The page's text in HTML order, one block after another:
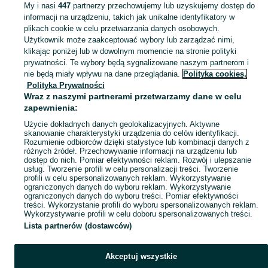
KATEGORIA
Skorzystaj z największego serwisu ogłoszeniowego - Bielawa i okolice! - kupuj lub sprzedawaj jeszcze wygodniej w kategorii Produkty rękodzielnicze! Zobacz
Mapa kategorii
Mapa miejscowości
Mapa ministron
Popularne wyszukiwania
My i nasi 447partnerzy przechowujemy lub uzyskujemy dostęp do
informacji na urządzeniu, takich jak unikalne identyfikatory w
plikach cookie w celu przetwarzania danych osobowych.
Użytkownik może zaakceptować wybory lub zarządzać nimi,
klikając poniżej lub w dowolnym momencie na stronie polityki
prywatności. Te wybory będą sygnalizowane naszym partnerom i
nie będą miały wpływu na dane przeglądania. Polityka cookies,
Polityka Prywatności
Wraz z naszymi partnerami przetwarzamy dane w celu
zapewnienia:
Użycie dokładnych danych geolokalizacyjnych. Aktywne
skanowanie charakterystyki urządzenia do celów identyfikacji.
Rozumienie odbiorców dzięki statystyce lub kombinacji danych z
różnych źródeł. Przechowywanie informacji na urządzeniu lub
dostęp do nich. Pomiar efektywności reklam. Rozwój i ulepszanie
usług. Tworzenie profili w celu personalizacji treści. Tworzenie
profili w celu spersonalizowanych reklam. Wykorzystywanie
ograniczonych danych do wyboru reklam. Wykorzystywanie
ograniczonych danych do wyboru treści. Pomiar efektywności
treści. Wykorzystanie profili do wyboru spersonalizowanych reklam.
Wykorzystywanie profili w celu doboru spersonalizowanych treści.
Lista partnerów (dostawców)
Akceptuj wszystkie